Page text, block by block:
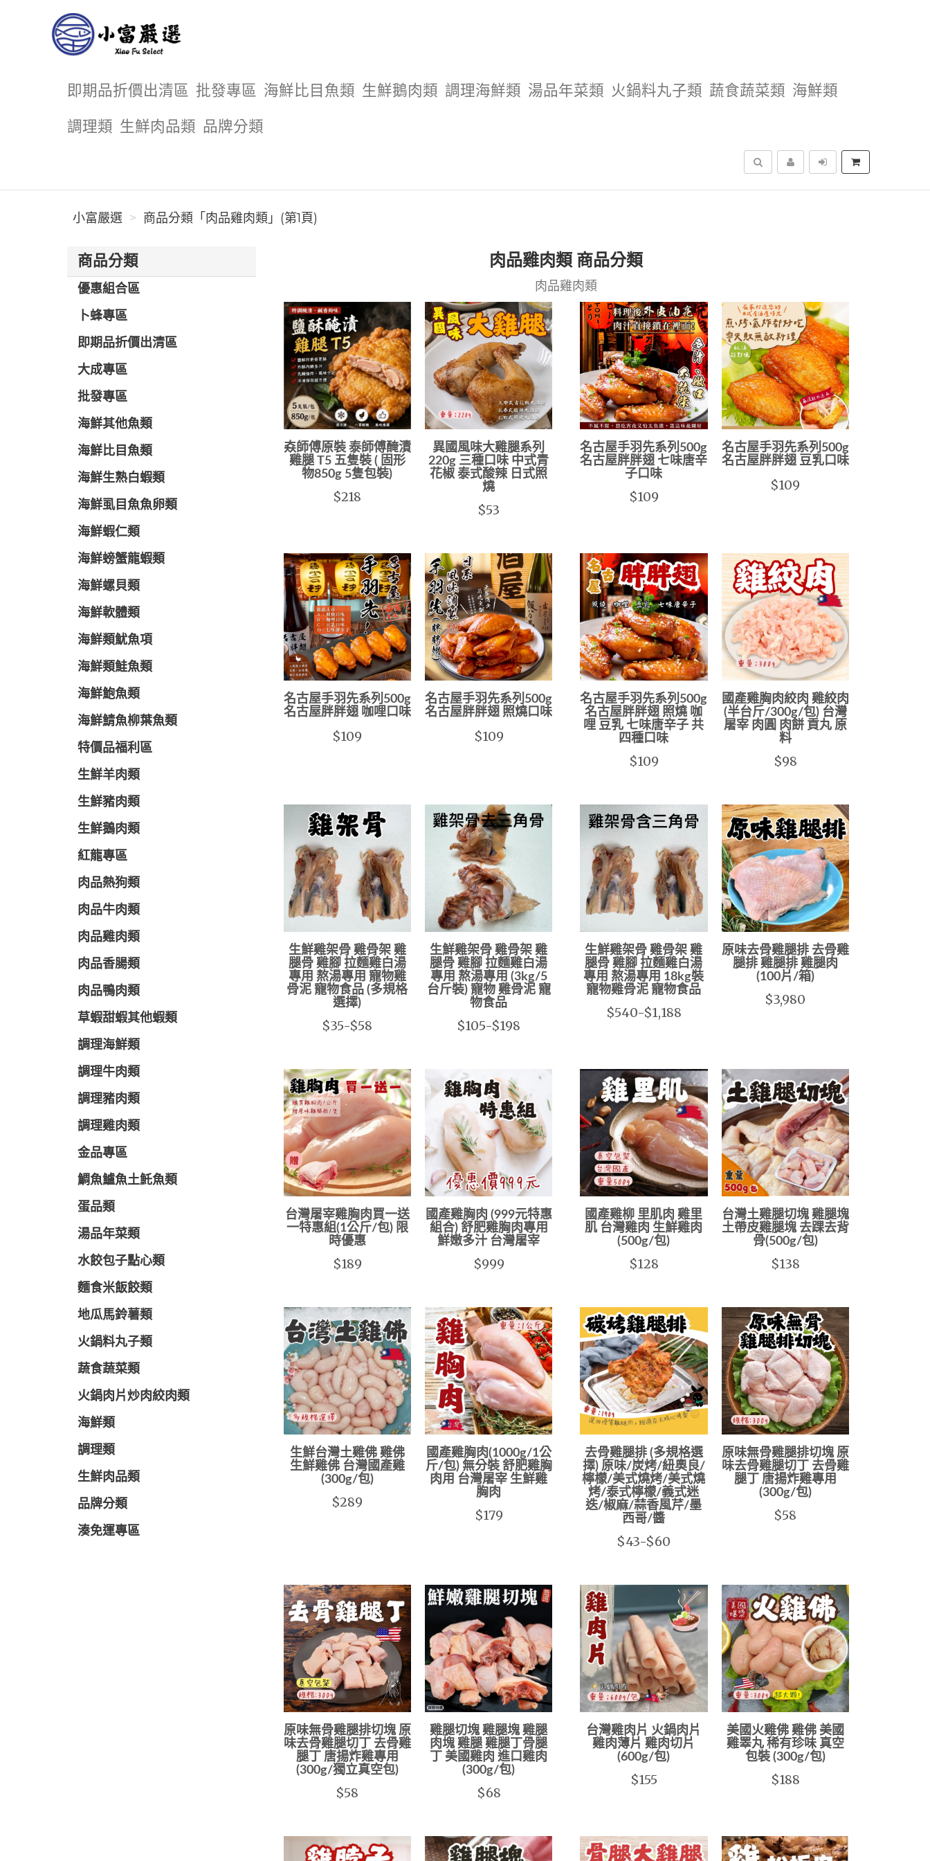
即期品折價出清區 批發專區 海鮮比目魚類 生鮮鵝肉類 調理海鮮類 湯品年菜類 火鍋料丸子類 蔬食蔬菜類 海鮮類
調理類 生鮮肉品類 品牌分類
搜尋
小富嚴選 商品分類「肉品雞肉類」(第1頁)
商品分類
優惠組合區
卜蜂專區
即期品折價出清區
大成專區
批發專區
海鮮其他魚類
海鮮比目魚類
海鮮生熟白蝦類
海鮮虱目魚魚卵類
海鮮蝦仁類
海鮮螃蟹龍蝦類
海鮮螺貝類
海鮮軟體類
海鮮類魷魚項
海鮮類鮭魚類
海鮮鮑魚類
海鮮鯖魚柳葉魚類
特價品福利區
生鮮羊肉類
生鮮豬肉類
生鮮鵝肉類
紅龍專區
肉品熱狗類
肉品牛肉類
肉品雞肉類
肉品香腸類
肉品鴨肉類
草蝦甜蝦其他蝦類
調理海鮮類
調理牛肉類
調理豬肉類
調理雞肉類
金品專區
鯛魚鱸魚土魠魚類
蛋品類
湯品年菜類
水餃包子點心類
麵食米飯餃類
地瓜馬鈴薯類
火鍋料丸子類
蔬食蔬菜類
火鍋肉片炒肉絞肉類
海鮮類
調理類
生鮮肉品類
品牌分類
湊免運專區
肉品雞肉類 商品分類
肉品雞肉類
𡘙師傅原裝 泰師傅醃漬
雞腿 T5 五隻裝 ( 固形
物850g 5隻包裝)
$218
異國風味大雞腿系列
220g 三種口味 中式青
花椒 泰式酸辣 日式照
燒
$53
名古屋手羽先系列500g
名古屋胖胖翅 七味唐辛
子口味
$109
名古屋手羽先系列500g
名古屋胖胖翅 豆乳口味
$109
名古屋手羽先系列500g
名古屋胖胖翅 咖哩口味
$109
名古屋手羽先系列500g
名古屋胖胖翅 照燒口味
$109
名古屋手羽先系列500g
名古屋胖胖翅 照燒 咖
哩 豆乳 七味唐辛子 共
四種口味
$109
國產雞胸肉絞肉 雞絞肉
(半台斤/300g/包) 台灣
屠宰 肉圓 肉餅 貢丸 原
料
$98
生鮮雞架骨 雞骨架 雞
腿骨 雞腳 拉麵雞白湯
專用 熬湯專用 寵物雞
骨泥 寵物食品 (多規格
選擇)
$35-$58
生鮮雞架骨 雞骨架 雞
腿骨 雞腳 拉麵雞白湯
專用 熬湯專用 (3kg/5
台斤裝) 寵物 雞骨泥 寵
物食品
$105-$198
生鮮雞架骨 雞骨架 雞
腿骨 雞腳 拉麵雞白湯
專用 熬湯專用 18kg裝
寵物雞骨泥 寵物食品
$540-$1,188
原味去骨雞腿排 去骨雞
腿排 雞腿排 雞腿肉
(100片/箱)
$3,980
台灣屠宰雞胸肉買一送
一特惠組(1公斤/包) 限
時優惠
$189
國產雞胸肉 (999元特惠
組合) 舒肥雞胸肉專用
鮮嫩多汁 台灣屠宰
$999
國產雞柳 里肌肉 雞里
肌 台灣雞肉 生鮮雞肉
(500g/包)
$128
台灣土雞腿切塊 雞腿塊
土帶皮雞腿塊 去踝去背
骨(500g/包)
$138
生鮮台灣土雞佛 雞佛
生鮮雞佛 台灣國產雞
(300g/包)
$289
國產雞胸肉(1000g/1公
斤/包) 無分裝 舒肥雞胸
肉用 台灣屠宰 生鮮雞
胸肉
$179
去骨雞腿排 (多規格選
擇) 原味/炭烤/紐奧良/
檸檬/美式燒烤/美式燒
烤/泰式檸檬/義式迷
迭/椒麻/蒜香風芹/墨
西哥/醬
$43-$60
原味無骨雞腿排切塊 原
味去骨雞腿切丁 去骨雞
腿丁 唐揚炸雞專用
(300g/包)
$58
原味無骨雞腿排切塊 原
味去骨雞腿切丁 去骨雞
腿丁 唐揚炸雞專用
(300g/獨立真空包)
$58
雞腿切塊 雞腿塊 雞腿
肉塊 雞腿 雞腿丁骨腿
丁 美國雞肉 進口雞肉
(300g/包)
$68
台灣雞肉片 火鍋肉片
雞肉薄片 雞肉切片
(600g/包)
$155
美國火雞佛 雞佛 美國
雞睪丸 稀有珍味 真空
包裝 (300g/包)
$188